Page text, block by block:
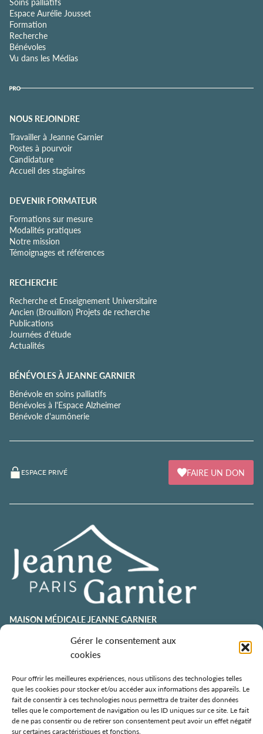
Gérer le consentement aux
cookies
Pour offrir les meilleures expériences, nous utilisons des technologies telles
que les cookies pour stocker et/ou accéder aux informations des appareils. Le
fait de consentir à ces technologies nous permettra de traiter des données
telles que le comportement de navigation ou les ID uniques sur ce site. Le fait
de ne pas consentir ou de retirer son consentement peut avoir un effet négatif
sur certaines caractéristiques et fonctions.
Espace Aurélie Jousset
Formation
Recherche
Bénévoles
Vu dans les Médias
NOUS REJOINDRE
Travailler à Jeanne Garnier
Postes à pourvoir
Candidature
Accueil des stagiaires
DEVENIR FORMATEUR
Formations sur mesure
Modalités pratiques
Notre mission
Témoignages et références
RECHERCHE
Recherche et Enseignement Universitaire
Ancien (Brouillon) Projets de recherche
Publications
Journées d'étude
Actualités
BÉNÉVOLES À JEANNE GARNIER
Bénévole en soins palliatifs
Bénévoles à l'Espace Alzheimer
Bénévole d'aumônerie
ESPACE PRIVÉ FAIRE UN DON
MAISON MÉDICALE JEANNE GARNIER
contact@jeannegarnier-paris.org
01 43 92 21 00
106 avenue Émile Zola
75015 Paris
ESPACE AURÉLIE JOUSSET
01 43 92 21 98
108, avenue Émile Zola